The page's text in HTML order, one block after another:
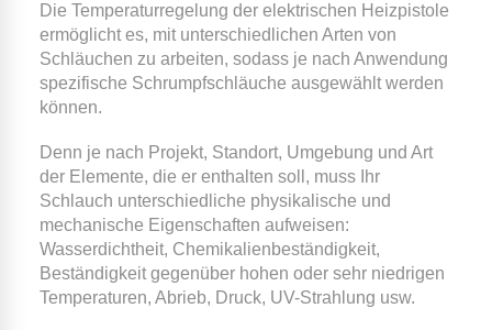
Die Temperaturregelung der elektrischen Heizpistole
ermöglicht es, mit unterschiedlichen Arten von
Schläuchen zu arbeiten, sodass je nach Anwendung
spezifische Schrumpfschläuche ausgewählt werden
können.
Denn je nach Projekt, Standort, Umgebung und Art
der Elemente, die er enthalten soll, muss Ihr
Schlauch unterschiedliche physikalische und
mechanische Eigenschaften aufweisen:
Wasserdichtheit, Chemikalienbeständigkeit,
Beständigkeit gegenüber hohen oder sehr niedrigen
Temperaturen, Abrieb, Druck, UV-Strahlung usw.